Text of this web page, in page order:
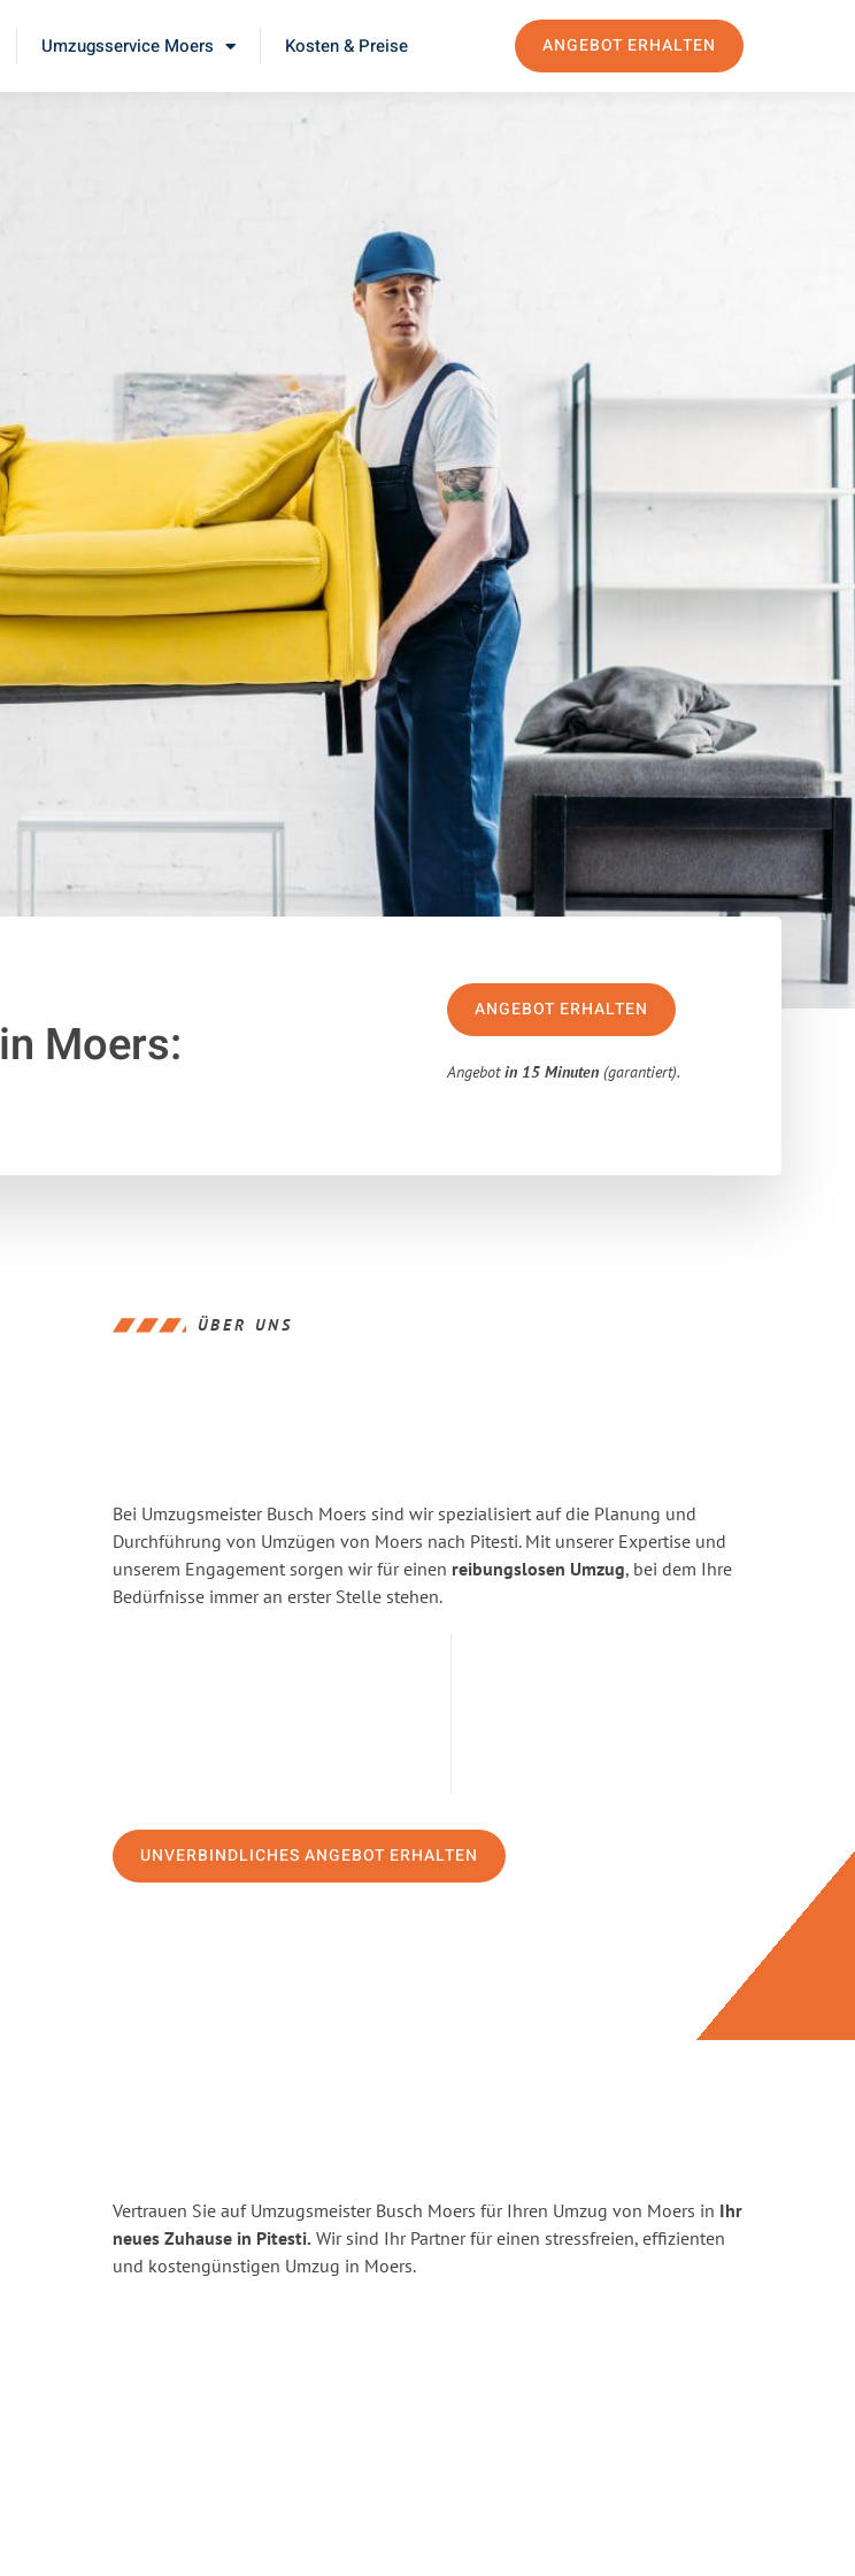
Umzugsservice Moers Kosten & Preise ANGEBOT ERHALTEN
in Moers:
ANGEBOT ERHALTEN
Angebotin 15 Minuten (garantiert).
ÜBER UNS
Bei Umzugsmeister Busch Moers sind wir spezialisiert auf die Planung und
Durchführung von Umzügen von Moers nach Pitesti. Mit unserer Expertise und
unserem Engagement sorgen wir für einen reibungslosen Umzug, bei dem Ihre
Bedürfnisse immer an erster Stelle stehen.
UNVERBINDLICHES ANGEBOT ERHALTEN
Vertrauen Sie auf Umzugsmeister Busch Moers für Ihren Umzug von Moers in Ihr
neues Zuhause in Pitesti. Wir sind Ihr Partner für einen stressfreien, effizienten
und kostengünstigen Umzug in Moers.